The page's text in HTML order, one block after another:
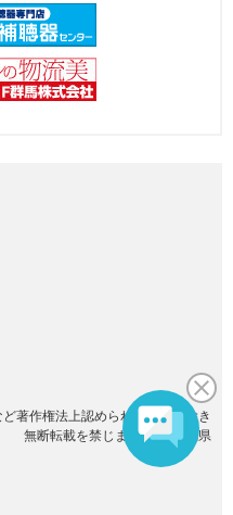
著作権法上認められた場合を除き
無断転載を禁じます。(C)群馬県